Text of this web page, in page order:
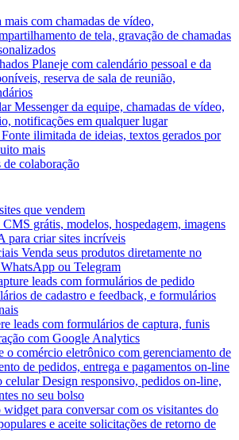
mais com chamadas de vídeo,
de tela, gravação de chamadas
Planeje com calendário pessoal e da
reserva de sala de reunião,
Messenger da equipe, chamadas de vídeo,
notificações em qualquer lugar
Fonte ilimitada de ideias, textos gerados por
mais
de colaboração
que vendem
CMS grátis, modelos, hospedagem, imagens
para criar sites incríveis
Venda seus produtos diretamente no
ou Telegram
leads com formulários de pedido
de cadastro e feedback, e formulários
leads com formulários de captura, funis
com Google Analytics
o comércio eletrônico com gerenciamento de
de pedidos, entrega e pagamentos on-line
celular Design responsivo, pedidos on-line,
no seu bolso
para conversar com os visitantes do
e aceite solicitações de retorno de